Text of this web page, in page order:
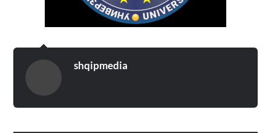
shqipmedia